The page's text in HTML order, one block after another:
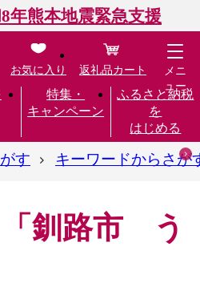
8年熊本地震緊急支援
特集・
キャンペーン
ふるさと納税
を
はじめる
お気に入り 返礼品カート
メニ
ュー
す キーワードからさが
釧路市 う